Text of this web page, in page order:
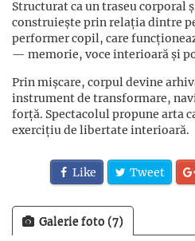
Structurat ca un traseu corporal
construiește prin relația dintre
performer copil, care
— memorie, voce interioară și
Prin mișcare, corpul devine
instrument de transformare,
forță. Spectacolul propune arta
exercițiu de libertate interioară.
Like Tweet
Galerie foto (7)